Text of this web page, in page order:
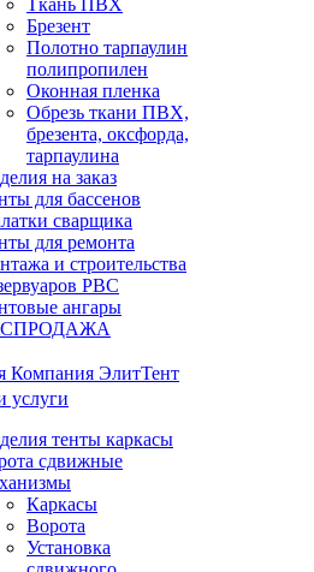
Ткань ПВХ
Брезент
Полотно тарпаулин
полипропилен
Оконная пленка
Обрезь ткани ПВХ,
брезента, оксфорда,
тарпаулина
на заказ
для бассенов
сварщика
для ремонта
и строительства
РВС
ангары
услуги
тенты каркасы
сдвижные
Каркасы
Ворота
Установка